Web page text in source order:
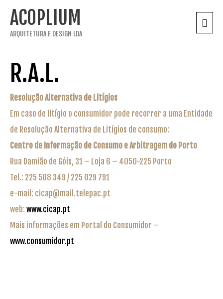
content
ACOPLIUM
ARQUITETURA E DESIGN LDA
Main
Menu
R.A.L.
Resolução Alternativa de Litígios
Em caso de litígio o consumidor pode recorrer a uma Entidade
de Resolução Alternativa de Litígios de consumo:
Centro de Informação de Consumo e Arbitragem do Porto
Rua Damião de Góis, 31 – Loja 6 – 4050-225 Porto
Tel.: 225 508 349 / 225 029 791
e-mail: cicap@mail.telepac.pt
web: www.cicap.pt
Mais informações em Portal do Consumidor –
www.consumidor.pt